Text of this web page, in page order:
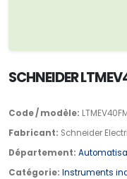
SCHNEIDER
Code / modèle:
Fabricant: Schneider
Département:
Catégorie: Instruments